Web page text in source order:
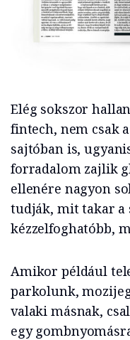
Elég sokszor
fintech, nem csak
sajtóban is,
forradalom zajlik
ellenére nagyon
tudják, mit takar a
kézzelfoghatóbb,
Amikor például
parkolunk,
valaki másnak,
egy